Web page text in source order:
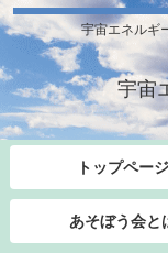
宇宙エネルギ
宇宙
トップページ
あそぼう会と